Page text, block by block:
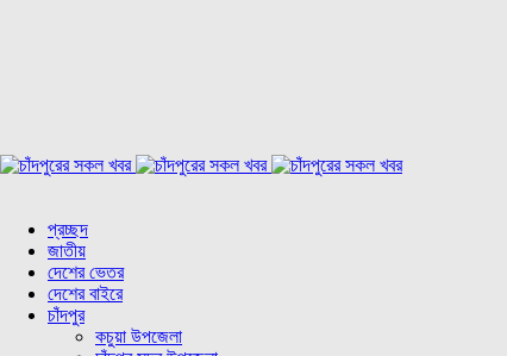
প্রচ্ছদ
জাতীয়
দেশের ভেতর
দেশের বাইরে
চাঁদপুর
কচুয়া উপজেলা